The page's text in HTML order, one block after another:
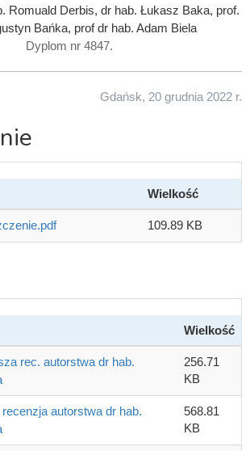
Romuald Derbis, dr hab. Łukasz Baka, prof.
Bańka, prof dr hab. Adam Biela
Dyplom nr 4847.
Gdańsk, 20 grudnia 2022 r.
Wielkość
109.89 KB
Wielkość
rec. autorstwa dr hab.
256.71
KB
autorstwa dr hab.
568.81
KB